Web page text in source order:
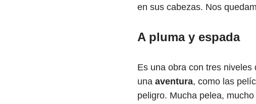
en sus cabezas. Nos
A pluma y espada
Es una obra con tres
una aventura, como las
peligro. Mucha pelea,